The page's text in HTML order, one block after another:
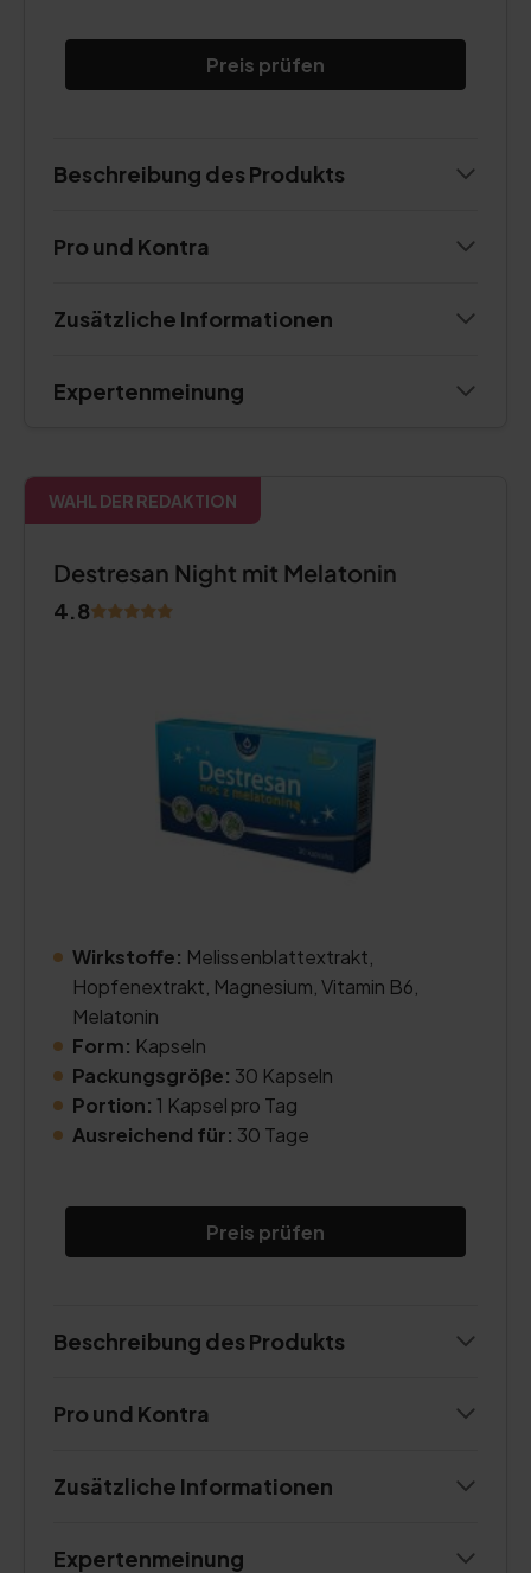
Preis prüfen
Beschreibung des Produkts
Pro und Kontra
Zusätzliche Informationen
Expertenmeinung
WAHL DER REDAKTION
Destresan Night mit Melatonin
4.8
Wirkstoffe: Melissenblattextrakt,
Hopfenextrakt, Magnesium, Vitamin B6,
Melatonin
Form: Kapseln
Packungsgröße: 30 Kapseln
Portion: 1 Kapsel pro Tag
Ausreichend für: 30 Tage
Preis prüfen
Beschreibung des Produkts
Pro und Kontra
Zusätzliche Informationen
Expertenmeinung